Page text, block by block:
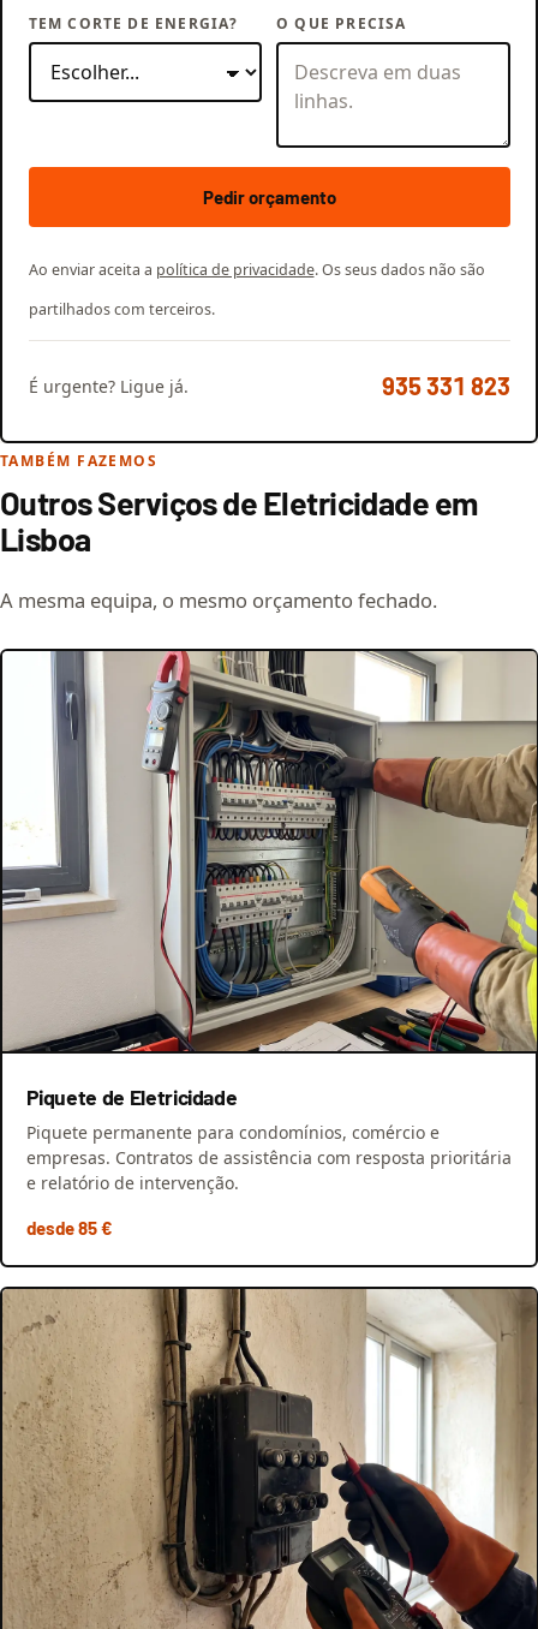
TEM CORTE DE ENERGIA? O QUE PRECISA
Pedir orçamento
Ao enviar aceita a política de privacidade. Os seus dados não são
partilhados com terceiros.
É urgente? Ligue já. 935 331 823
TAMBÉM FAZEMOS
Outros Serviços de Eletricidade em
Lisboa
A mesma equipa, o mesmo orçamento fechado.
Piquete de Eletricidade
Piquete permanente para condomínios, comércio e
empresas. Contratos de assistência com resposta prioritária
e relatório de intervenção.
desde 85 €